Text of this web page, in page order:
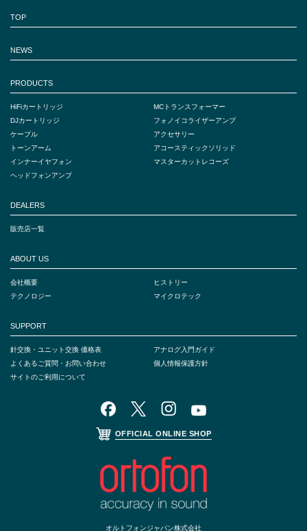
TOP
NEWS
PRODUCTS
HiFiカートリッジ
DJカートリッジ
ケーブル
トーンアーム
インナーイヤフォン
ヘッドフォンアンプ
MCトランスフォーマー
フォノイコライザーアンプ
アクセサリー
アコースティックソリッド
マスターカットレコーズ
DEALERS
販売店一覧
ABOUT US
会社概要
ヒストリー
テクノロジー
マイクロテック
SUPPORT
針交換・ユニット交換 価格表
アナログ入門ガイド
よくあるご質問・お問い合わせ
個人情報保護方針
サイトのご利用について
OFFICIAL ONLINE SHOP
オルトフォンジャパン株式会社